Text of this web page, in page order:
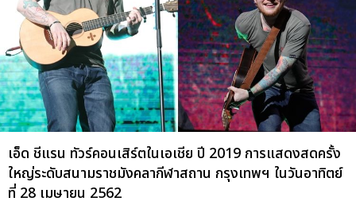
เอ็ด ชีแรน ทัวร์คอนเสิร์ตในเอเชีย ปี 2019 การแสดงสดครั้ง
ใหญ่ระดับสนามราชมังคลากีฬาสถาน กรุงเทพฯ ในวันอาทิตย์
ที่ 28 เมษายน 2562